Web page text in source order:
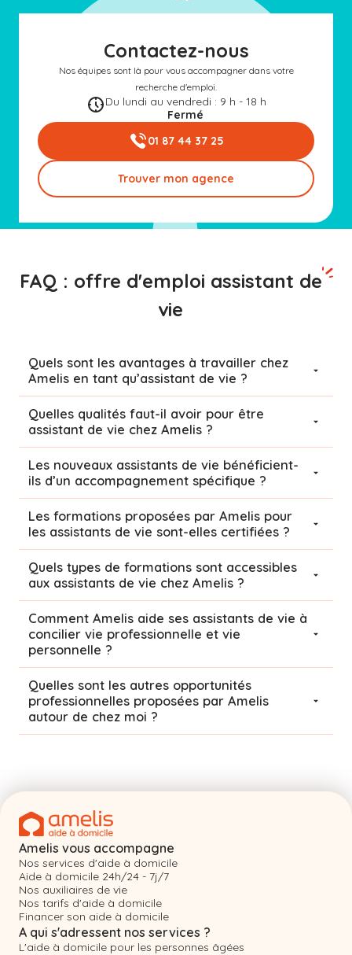
Contactez-nous
Nos équipes sont là pour vous accompagner dans votre
recherche d'emploi.
Du lundi au vendredi : 9 h - 18 h
Fermé
01 87 44 37 25
Trouver mon agence
FAQ : offre d'emploi assistant de
vie
Quels sont les avantages à travailler chez
Amelis en tant qu’assistant de vie ?
Quelles qualités faut-il avoir pour être
assistant de vie chez Amelis ?
Les nouveaux assistants de vie bénéficient-
ils d’un accompagnement spécifique ?
Les formations proposées par Amelis pour
les assistants de vie sont-elles certifiées ?
Quels types de formations sont accessibles
aux assistants de vie chez Amelis ?
Comment Amelis aide ses assistants de vie à
concilier vie professionnelle et vie
personnelle ?
Quelles sont les autres opportunités
professionnelles proposées par Amelis
autour de chez moi ?
Amelis vous accompagne
Nos services d'aide à domicile
Aide à domicile 24h/24 - 7j/7
Nos auxiliaires de vie
Nos tarifs d'aide à domicile
Financer son aide à domicile
A qui s'adressent nos services ?
L'aide à domicile pour les personnes âgées